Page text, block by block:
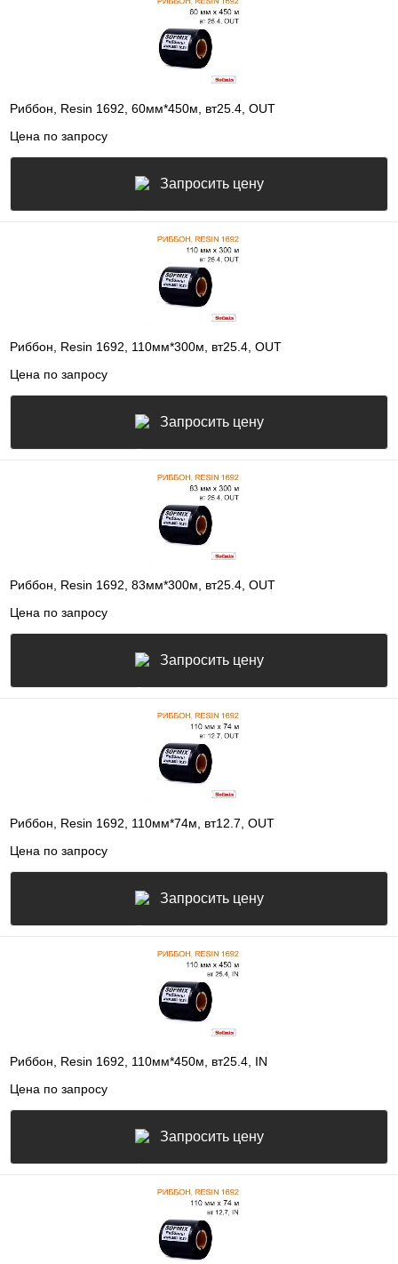
Риббон, Resin 1692, 60мм*450м, вт25.4, OUT
Цена по запросу
Запросить цену
Риббон, Resin 1692, 110мм*300м, вт25.4, OUT
Цена по запросу
Запросить цену
Риббон, Resin 1692, 83мм*300м, вт25.4, OUT
Цена по запросу
Запросить цену
Риббон, Resin 1692, 110мм*74м, вт12.7, OUT
Цена по запросу
Запросить цену
Риббон, Resin 1692, 110мм*450м, вт25.4, IN
Цена по запросу
Запросить цену